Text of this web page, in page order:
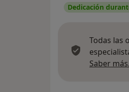
Dedicación
Todas las
Saber más.